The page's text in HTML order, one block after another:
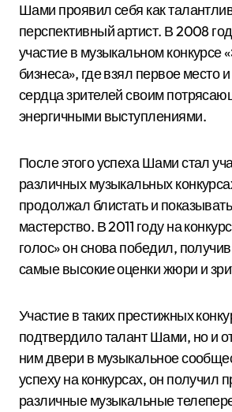
Шами проявил себя как
перспективный артист. В 2008
участие в музыкальном конкурсе
бизнеса», где взял первое место
сердца зрителей своим
энергичными выступлениями.
После этого успеха Шами стал
различных музыкальных
продолжал блистать и
мастерство. В 2011 году на
голос» он снова победил,
самые высокие оценки жюри и
Участие в таких престижных
подтвердило талант Шами, но и
ним двери в музыкальное
успеху на конкурсах, он получил
различные музыкальные